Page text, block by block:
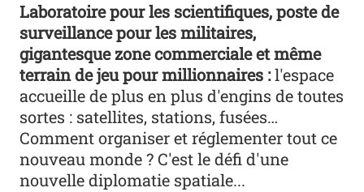
Laboratoire pour les scientifiques, poste de
surveillance pour les militaires,
gigantesque zone commerciale et même
terrain de jeu pour millionnaires :l'espace
accueille de plus en plus d'engins de toutes
sortes : satellites, stations, fusées…
Comment organiser et réglementer tout ce
nouveau monde ? C'est le défi d'une
nouvelle diplomatie spatiale...